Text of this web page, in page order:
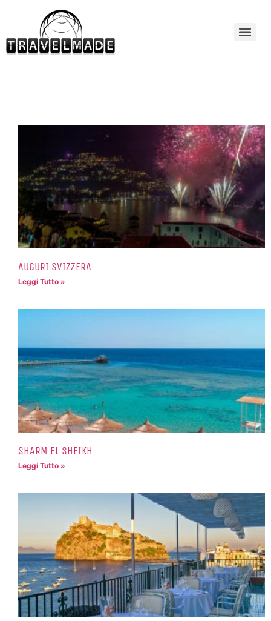
AUGURI SVIZZERA
Leggi Tutto »
SHARM EL SHEIKH
Leggi Tutto »